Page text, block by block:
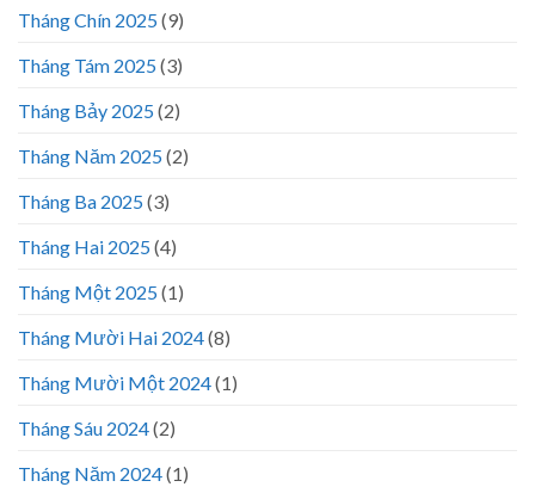
Tháng Chín 2025(9)
Tháng Tám 2025(3)
Tháng Bảy 2025(2)
Tháng Năm 2025(2)
Tháng Ba 2025(3)
Tháng Hai 2025(4)
Tháng Một 2025(1)
Tháng Mười Hai 2024(8)
Tháng Mười Một 2024(1)
Tháng Sáu 2024(2)
Tháng Năm 2024(1)